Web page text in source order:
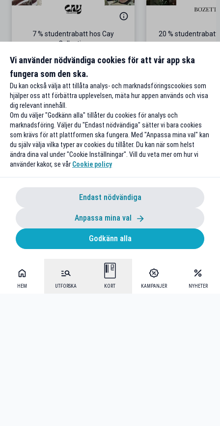
HEM UTFORSKA KORT KAMPANJER NYHETER
7 % studentrabatt hos Cay
Collective
Till rabatten
20 %
Vi använder nödvändiga cookies för att vår app ska
fungera som den ska.
Du kan också välja att tillåta analys- och marknadsföringscookies som
hjälper oss att förbättra upplevelsen, mäta hur appen används och visa
dig relevant innehåll.
Om du väljer "Godkänn alla" tillåter du cookies för analys och
marknadsföring. Väljer du "Endast nödvändiga" sätter vi bara cookies
som krävs för att plattformen ska fungera. Med "Anpassa mina val" kan
du själv välja vilka typer av cookies du tillåter. Du kan när som helst
ändra dina val under "Cookie Inställningar". Vill du veta mer om hur vi
använder kakor, se vår Cookie policy
Endast nödvändiga
Anpassa mina val
Godkänn alla